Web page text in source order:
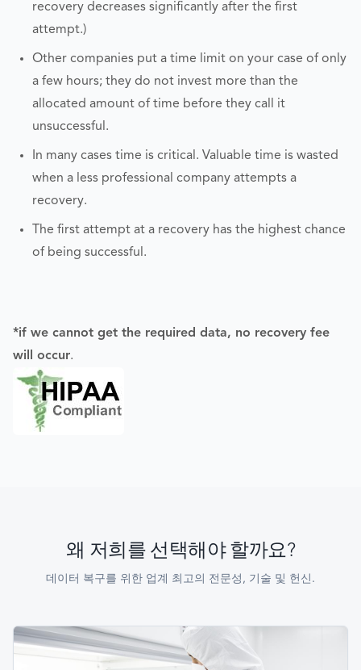
recovery decreases significantly after the first
attempt.)
Other companies put a time limit on your case of only
a few hours; they do not invest more than the
allocated amount of time before they call it
unsuccessful.
In many cases time is critical. Valuable time is wasted
when a less professional company attempts a
recovery.
The first attempt at a recovery has the highest chance
of being successful.
*if we cannot get the required data, no recovery fee
will occur.
왜 저희를 선택해야 할까요?
데이터 복구를 위한 업계 최고의 전문성, 기술 및 헌신.